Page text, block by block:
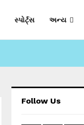
સ્પોર્ટ્સ અન્ય
Follow Us